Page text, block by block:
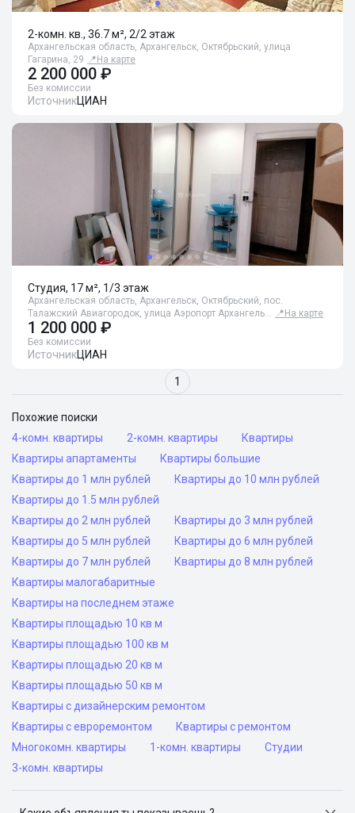
2-комн. кв., 36.7 м², 2/2 этаж
Архангельская область, Архангельск, Октябрьский, улица
Гагарина, 29 📍 На карте
2 200 000 ₽
Без комиссии
ИсточникЦИАН
Студия, 17 м², 1/3 этаж
Архангельская область, Архангельск, Октябрьский, пос.
Талажский Авиагородок, улица Аэропорт Архангель… 📍 На карте
1 200 000 ₽
Без комиссии
ИсточникЦИАН
1
Похожие поиски
4-комн. квартиры
2-комн. квартиры
Квартиры
Квартиры апартаменты
Квартиры большие
Квартиры до 1 млн рублей
Квартиры до 10 млн рублей
Квартиры до 1.5 млн рублей
Квартиры до 2 млн рублей
Квартиры до 3 млн рублей
Квартиры до 5 млн рублей
Квартиры до 6 млн рублей
Квартиры до 7 млн рублей
Квартиры до 8 млн рублей
Квартиры малогабаритные
Квартиры на последнем этаже
Квартиры площадью 10 кв м
Квартиры площадью 100 кв м
Квартиры площадью 20 кв м
Квартиры площадью 50 кв м
Квартиры с дизайнерским ремонтом
Квартиры с евроремонтом
Квартиры с ремонтом
Многокомн. квартиры
1-комн. квартиры
Студии
3-комн. квартиры